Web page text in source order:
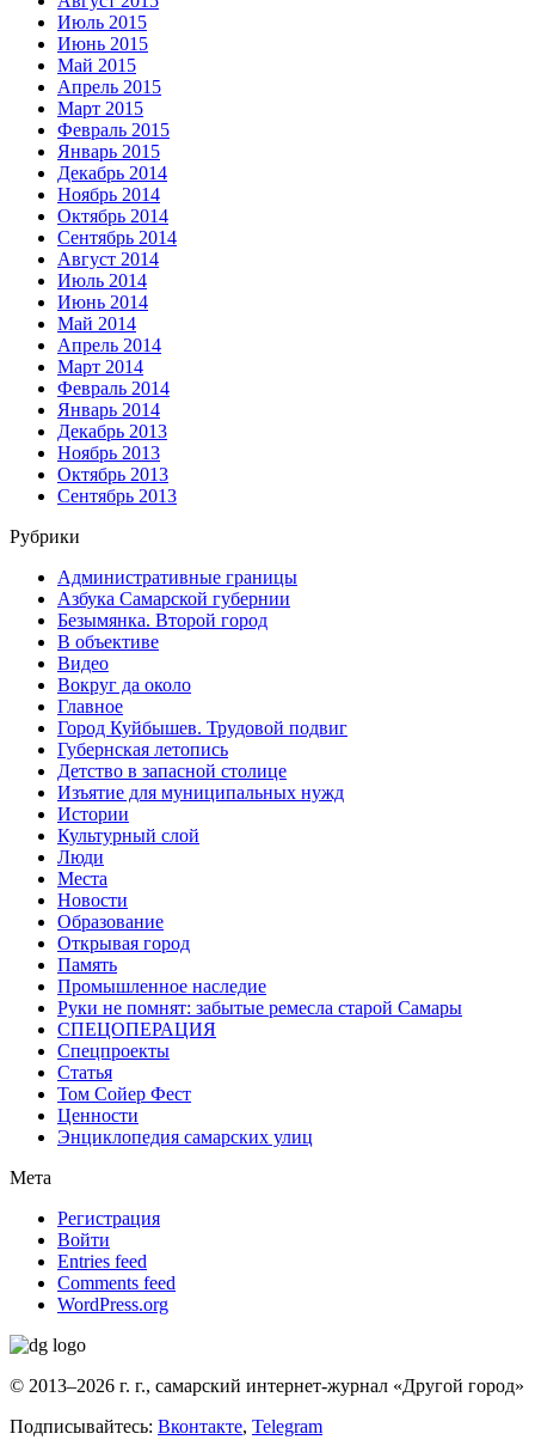
Июль 2015
Июнь 2015
Май 2015
Апрель 2015
Март 2015
Февраль 2015
Январь 2015
Декабрь 2014
Ноябрь 2014
Октябрь 2014
Сентябрь 2014
Август 2014
Июль 2014
Июнь 2014
Май 2014
Апрель 2014
Март 2014
Февраль 2014
Январь 2014
Декабрь 2013
Ноябрь 2013
Октябрь 2013
Сентябрь 2013
Рубрики
Административные границы
Азбука Самарской губернии
Безымянка. Второй город
В объективе
Видео
Вокруг да около
Главное
Город Куйбышев. Трудовой подвиг
Губернская летопись
Детство в запасной столице
Изъятие для муниципальных нужд
Истории
Культурный слой
Люди
Места
Новости
Образование
Открывая город
Память
Промышленное наследие
Руки не помнят: забытые ремесла старой Самары
СПЕЦОПЕРАЦИЯ
Спецпроекты
Статья
Том Сойер Фест
Ценности
Энциклопедия самарских улиц
Мета
Регистрация
Войти
Entries feed
Comments feed
WordPress.org
© 2013–2026 г. г., самарский интернет-журнал «Другой город»
Подписывайтесь: Вконтакте, Telegram